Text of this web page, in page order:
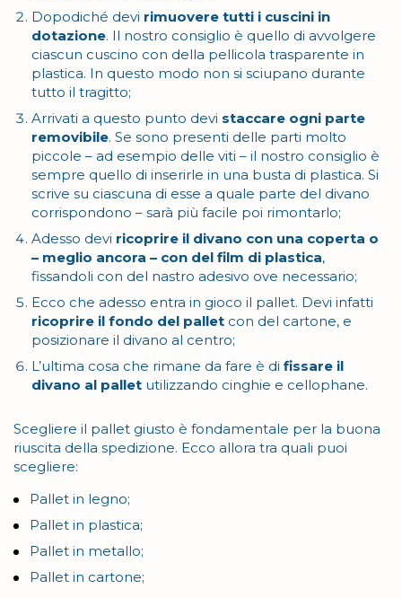
Dopodiché devi rimuovere tutti i cuscini in
dotazione. Il nostro consiglio è quello di avvolgere
ciascun cuscino con della pellicola trasparente in
plastica. In questo modo non si sciupano durante
tutto il tragitto;
Arrivati a questo punto devi staccare ogni parte
removibile. Se sono presenti delle parti molto
piccole – ad esempio delle viti – il nostro consiglio è
sempre quello di inserirle in una busta di plastica. Si
scrive su ciascuna di esse a quale parte del divano
corrispondono – sarà più facile poi rimontarlo;
Adesso devi ricoprire il divano con una coperta o
– meglio ancora – con del film di plastica,
fissandoli con del nastro adesivo ove necessario;
Ecco che adesso entra in gioco il pallet. Devi infatti
ricoprire il fondo del pallet con del cartone, e
posizionare il divano al centro;
L’ultima cosa che rimane da fare è di fissare il
divano al pallet utilizzando cinghie e cellophane.
Scegliere il pallet giusto è fondamentale per la buona
riuscita della spedizione. Ecco allora tra quali puoi
scegliere:
Pallet in legno;
Pallet in plastica;
Pallet in metallo;
Pallet in cartone;